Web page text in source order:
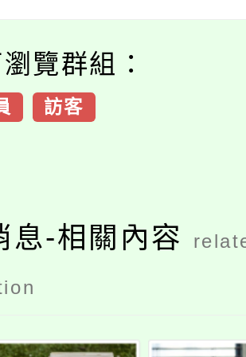
覽群組：
訪客
息-相關內容